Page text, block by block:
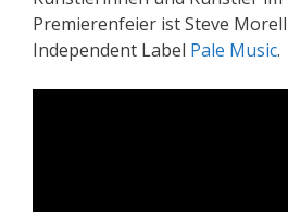
Premierenfeier ist Steve
Independent Label Pale Music.